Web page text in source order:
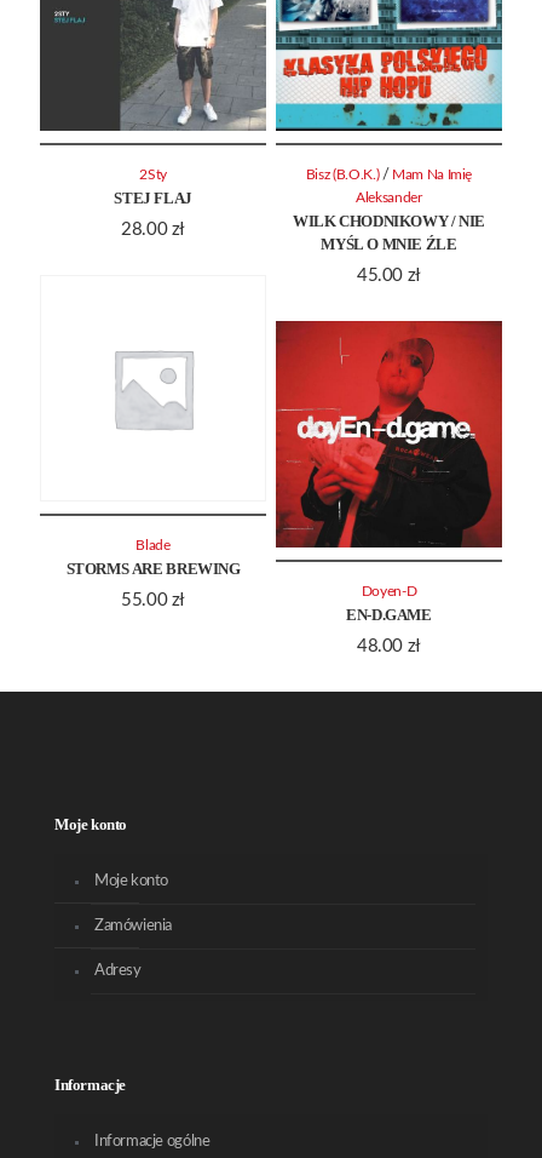
STEJ FLAJ
28.00 zł
2Sty
WILK CHODNIKOWY / NIE
MYŚL O MNIE ŹLE
45.00 zł
Bisz (B.O.K.) / Mam Na Imię
Aleksander
STORMS ARE BREWING
55.00 zł
Blade
EN-D.GAME
48.00 zł
Doyen-D
Moje konto
Moje konto
Zamówienia
Adresy
Informacje
Informacje ogólne